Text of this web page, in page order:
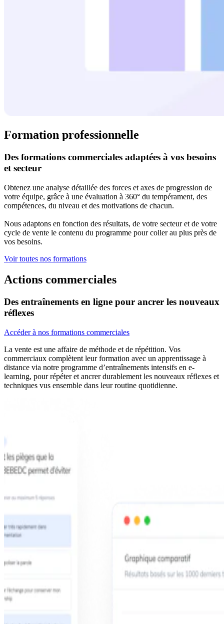
Formation professionnelle
Des formations commerciales adaptées à vos besoins
et secteur
Obtenez une analyse détaillée des forces et axes de progression de
votre équipe, grâce à une évaluation à 360° du tempérament, des
compétences, du niveau et des motivations de chacun.
Nous adaptons en fonction des résultats, de votre secteur et de votre
cycle de vente le contenu du programme pour coller au plus près de
vos besoins.
Voir toutes nos formations
Actions commerciales
Des entraînements en ligne pour ancrer les nouveaux
réflexes
Accéder à nos formations commerciales
La vente est une affaire de méthode et de répétition. Vos
commerciaux complètent leur formation avec un apprentissage à
distance via notre programme d’entraînements intensifs en e-
learning, pour répéter et ancrer durablement les nouveaux réflexes et
techniques vus ensemble dans leur routine quotidienne.